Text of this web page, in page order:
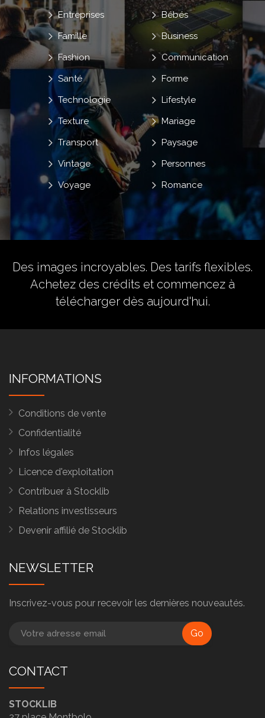
Bébés
Business
Communication
Entreprises
Famille
Fashion
Forme
Lifestyle
Mariage
Paysage
Personnes
Romance
Santé
Technologie
Texture
Transport
Vintage
Voyage
Des images incroyables. Des tarifs flexibles.
Achetez des crédits et commencez à
télécharger dès aujourd'hui.
INFORMATIONS
Conditions de vente
Confidentialité
Infos légales
Licence d'exploitation
Contribuer à Stocklib
Relations investisseurs
Devenir affilié de Stocklib
NEWSLETTER
Inscrivez-vous pour recevoir les dernières nouveautés.
Go
CONTACT
STOCKLIB